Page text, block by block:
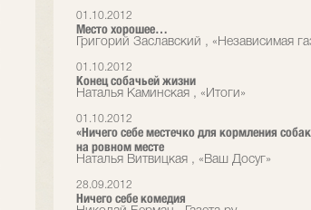
01.10.2012
Место хорошее…
Григорий Заславский , «Независимая
01.10.2012
Конец собачьей жизни
Наталья Каминская , «Итоги»
01.10.2012
«Ничего себе местечко для кормления
на ровном месте
Наталья Витвицкая , «Ваш Досуг»
28.09.2012
Ничего себе комедия